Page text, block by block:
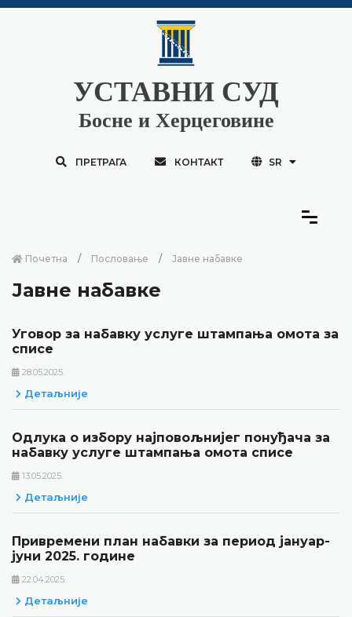
УСТАВНИ СУД
Босне и Херцеговине
ПРЕТРАГА КОНТАКТ SR
Почетна Пословање Јавне набавке
Јавне набавке
Уговор за набавку услуге штампања омота за
списе
28.05.2025.
Детаљније
Одлука о избору најповољнијег понуђача за
набавку услуге штампања омота списе
13.05.2025.
Детаљније
Привремени план набавки за период јануар-
јуни 2025. године
22.04.2025.
Детаљније